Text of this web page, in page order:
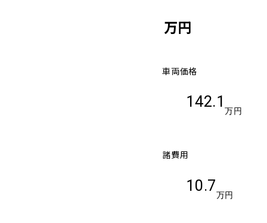
万円
車両価格
142.1
万円
諸費用
10.7
万円